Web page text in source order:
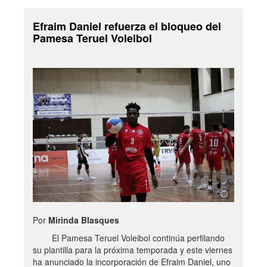
Efraim Daniel refuerza el bloqueo del
Pamesa Teruel Voleibol
Por Mirinda Blasques
El Pamesa Teruel Voleibol continúa perfilando
su plantilla para la próxima temporada y este viernes
ha anunciado la incorporación de Efraim Daniel, uno